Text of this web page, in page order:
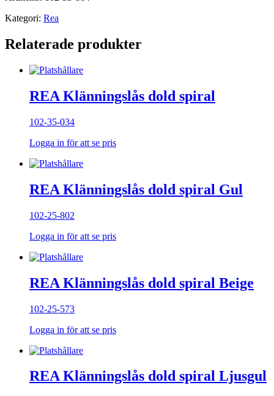
Kategori: Rea
Relaterade produkter
REA Klänningslås dold spiral
102-35-034
Logga in för att se pris
REA Klänningslås dold spiral Gul
102-25-802
Logga in för att se pris
REA Klänningslås dold spiral Beige
102-25-573
Logga in för att se pris
REA Klänningslås dold spiral Ljusgul